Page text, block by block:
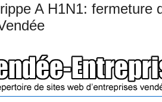
A H1N1: fermeture